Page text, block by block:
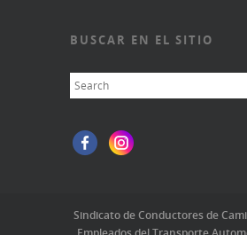
BUSCAR EN EL SITIO
Sindicato de Conductores de